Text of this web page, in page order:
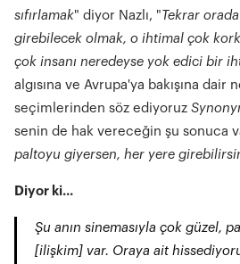
sıfırlamak" diyor Nazlı, " Tekrar
girebilecek olmak, o ihtimal çok
çok insanı neredeyse yok edici bir
algısına ve Avrupa'ya bakışına dair
seçimlerinden söz ediyoruz
senin de hak vereceğin şu sonuca
paltoyu giyersen, her yere
Diyor ki...
Şu anın sinemasıyla çok güzel,
[ilişkim] var. Oraya ait